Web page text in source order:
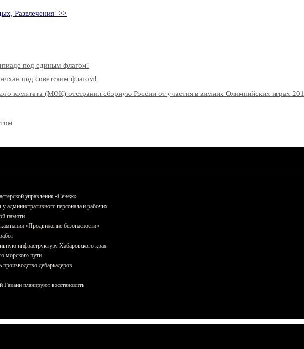
Развлечения" >>
под единым флагом!
под советским флагом!
комитета (МОК) отстранил сборную России от участия в зимних Олимпийских играх 2018
управления «Сенеж»
административного персонала и рабочих
памяти
«Продвижение безопасности»
инфраструктуру Хабаровского края
морского пути
производство дебаркадеров
планируют восстановить